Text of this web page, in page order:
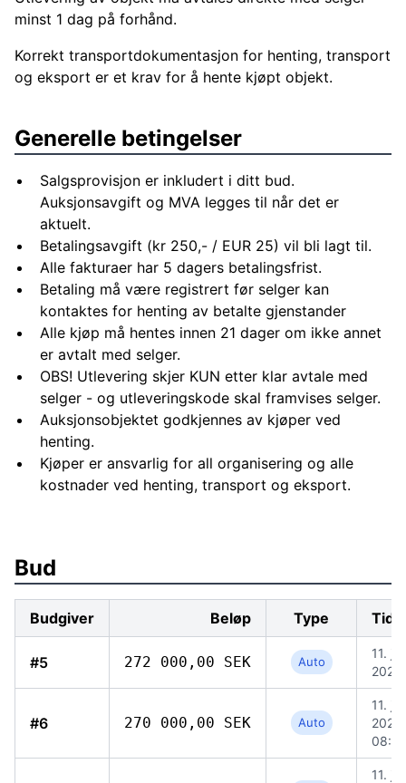
minst 1 dag på forhånd.
Korrekt transportdokumentasjon for henting, transport
og eksport er et krav for å hente kjøpt objekt.
Generelle betingelser
Salgsprovisjon er inkludert i ditt bud.
Auksjonsavgift og MVA legges til når det er
aktuelt.
Betalingsavgift (kr 250,- / EUR 25) vil bli lagt til.
Alle fakturaer har 5 dagers betalingsfrist.
Betaling må være registrert før selger kan
kontaktes for henting av betalte gjenstander
Alle kjøp må hentes innen 21 dager om ikke annet
er avtalt med selger.
OBS! Utlevering skjer KUN etter klar avtale med
selger - og utleveringskode skal framvises selger.
Auksjonsobjektet godkjennes av kjøper ved
henting.
Kjøper er ansvarlig for all organisering og alle
kostnader ved henting, transport og eksport.
Bud
Budgiver Beløp Type
#5 272 000,00 SEK Auto
11.
#6 270 000,00 SEK Auto
11.
2026,
08:07
11.